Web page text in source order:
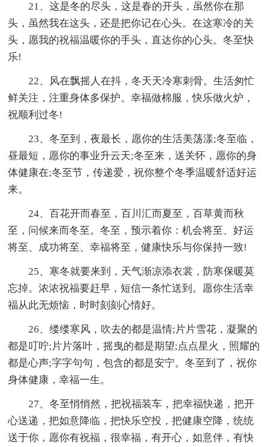
21、这是冬的尽头，这是春的开头，虽然你在那
头，虽然我在这头，还是把你记在心头。在这寒冷的关
头，愿我的祝福温暖你的手头，直达你的心头。冬至快
乐!
22、风在飘摇人在抖，冬天天冷寒刺骨。生活匆忙
鲜关注，注重身体多保护。幸福做棉服，快乐做火炉，
祝顺利过冬!
23、冬至到，夜最长，愿你的生活美荡漾;冬至临，
昼最短，愿你的事业升云天;冬至来，送关怀，愿你的身
体健康在;冬至节，传递爱，祝你整个冬季温暖舒适好运
来。
24、百花开而春至，百川汇而夏至，百草黄而秋
至，问候来而冬至。冬至，预示着你：机会将至、好运
将至、成功将至、幸福将至，健康快乐与你保持一致!
25、寒冬就要来到，天气渐凉添衣裳，防寒保暖莫
忘掉。浓浓祝福要赶早，短信一条忙送到。愿你生活幸
福从此无烦恼，时时刻刻心情好。
26、缕缕寒风，吹去的都是温情;片片雪花，凝聚的
都是叮咛;片片落叶，摇曳的都是期望;点点星火，照耀的
都是心声;字字句句，包含的都是安宁。冬至到了，祝你
身体健康，幸福一生。
27、冬至悄悄然，把祝福装车，把幸福快递，把开
心送递，把如意降临，把快乐空投，把健康空降，统统
送于你，愿你有祝福，很幸福，有开心，如意伴，有快